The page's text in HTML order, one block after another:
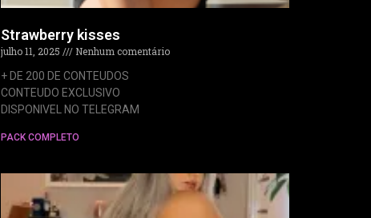
Strawberry kisses
julho 11, 2025
Nenhum comentário
+ DE 200 DE CONTEUDOS
CONTEUDO EXCLUSIVO
DISPONIVEL NO TELEGRAM
PACK COMPLETO